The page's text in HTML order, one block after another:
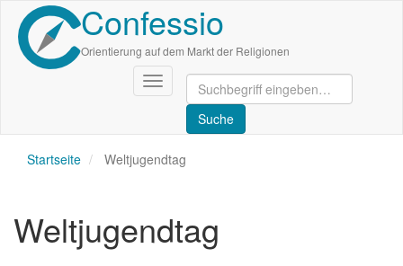
Direkt
zum
Inhalt
Confessio
Orientierung auf dem Markt der Religionen
Navigation
aktivieren/deaktivieren
Startseite Weltjugendtag
Weltjugendtag